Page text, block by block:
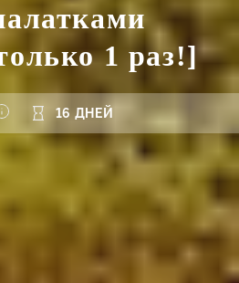
1 раз!]
16 ДНЕЙ